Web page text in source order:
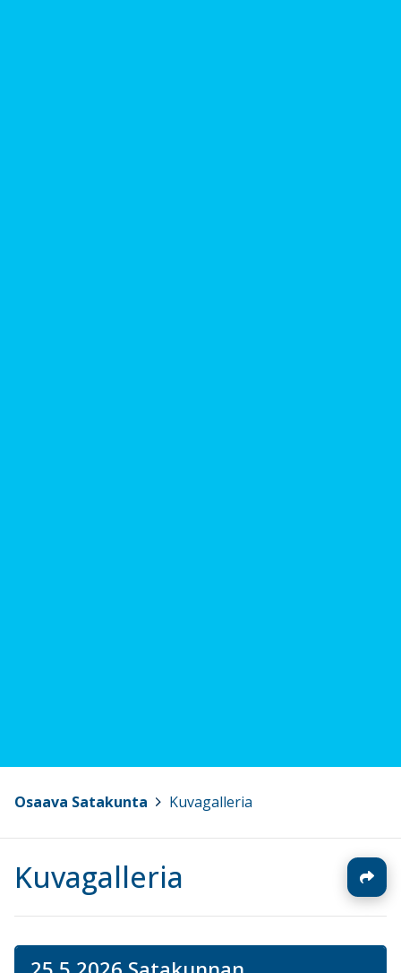
Osaava Satakunta Kuvagalleria
Kuvagalleria